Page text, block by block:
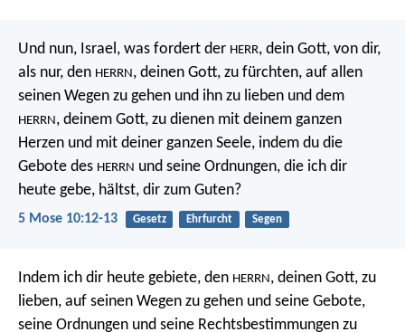
Und nun, Israel, was fordert der HERR, dein Gott, von dir,
als nur, den HERRN, deinen Gott, zu fürchten, auf allen
seinen Wegen zu gehen und ihn zu lieben und dem
HERRN, deinem Gott, zu dienen mit deinem ganzen
Herzen und mit deiner ganzen Seele, indem du die
Gebote des HERRN und seine Ordnungen, die ich dir
heute gebe, hältst, dir zum Guten?
5 Mose 10:12-13 Gesetz Ehrfurcht Segen
Indem ich dir heute gebiete, den HERRN, deinen Gott, zu
lieben, auf seinen Wegen zu gehen und seine Gebote,
seine Ordnungen und seine Rechtsbestimmungen zu